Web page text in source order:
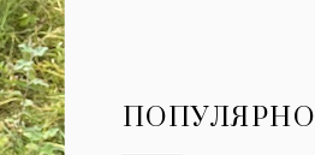
ПОПУЛЯРНО